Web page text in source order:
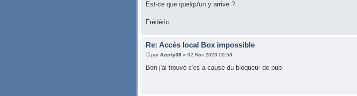
Est-ce que quelqu'un y arrive ?
Frédéric
Re: Accès local Box impossible
parAzerty38 » 02 Nov 2023 09:53
Bon j'ai trouvé c'es a cause du bloqueur de pub